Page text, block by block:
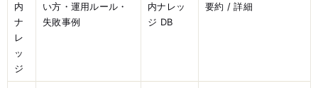
内
ナ
レ
ッ
ジ
い方・運用ルール・
失敗事例
内ナレッ
ジ DB
要約 / 詳細